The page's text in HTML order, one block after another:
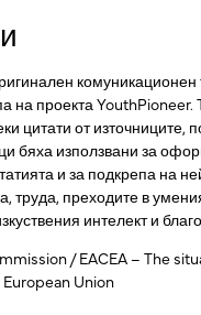
комуникационен
на проекта YouthPioneer.
цитати от източниците,
бяха използвани за
и за подкрепа на
труда, преходите в
интелект и
/ EACEA – The
Union